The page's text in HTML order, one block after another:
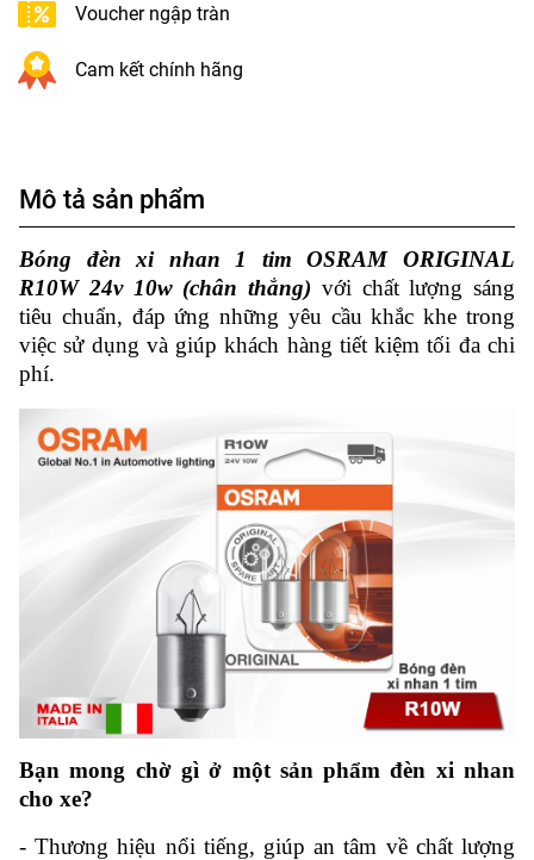
Voucher ngập tràn
Cam kết chính hãng
Mô tả sản phẩm
Bóng đèn xi nhan 1 tim OSRAM ORIGINAL
R10W 24v 10w (chân thẳng) với chất lượng sáng
tiêu chuẩn, đáp ứng những yêu cầu khắc khe trong
việc sử dụng và giúp khách hàng tiết kiệm tối đa chi
phí.
Bạn mong chờ gì ở một sản phẩm đèn xi nhan
cho xe?
- Thương hiệu nổi tiếng, giúp an tâm về chất lượng